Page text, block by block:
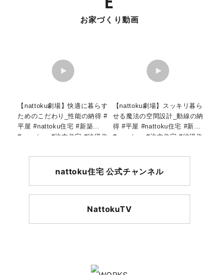
お家づくり動画
【nattoku劇場】快適に暮らす
ためのこだわり_性能の納得 #
平屋 #nattoku住宅 #新築
#roomtour #注文住宅 #納得住
【nattoku劇場】スッキリ暮ら
せる魔法の空間設計_動線の納
得 #平屋 #nattoku住宅 #新築
#roomtour #注文住宅 #納得住
nattoku住宅 公式チャンネル
NattokuTV